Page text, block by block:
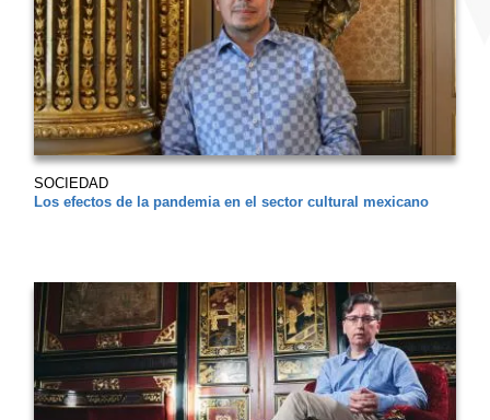
SOCIEDAD
Los efectos de la pandemia en el sector cultural mexicano